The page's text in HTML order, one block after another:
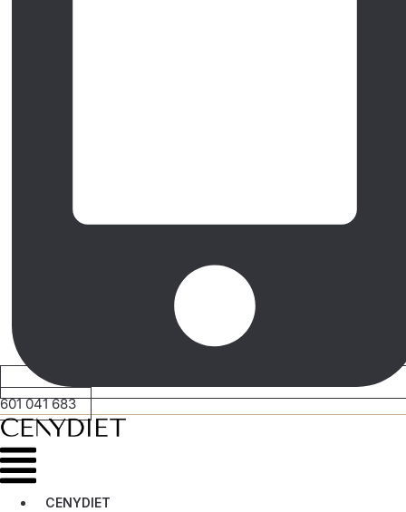
601 041 683
Menú
CENYDIET